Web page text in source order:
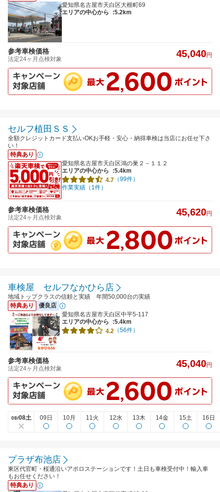
愛知県名古屋市天白区大根町69
エリアの中心から
:5.2km
参考車検価格
法定24ヶ月点検対象 45,040円
セルフ植田ＳＳ
全額クレジットカード支払いOKお手軽・安心・納得車検は当店にお任せ下さ
い！
特典あり
愛知県名古屋市天白区鴻の巣２－１１２
エリアの中心から
:5.4km
4.7 （99件）
作業実績（1件）
参考車検価格
法定24ヶ月点検対象 45,620円
車検屋 セルフなかひら店
地域トップクラスの信頼と実績 年間50,000台の実績
特典あり
優良店
愛知県名古屋市天白区中平5-117
エリアの中心から
:5.4km
4.2 （56件）
参考車検価格
法定24ヶ月点検対象 45,040円
08/08土 09日 10月 11火 12水 13木 14金 15土 16日
プラザ布池店
東区代官町・桜通沿いアポロステーションです！土日も車検受付中！輸入車
もお任せください！
特典あり